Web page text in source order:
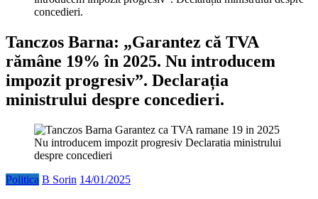
concedieri.
Tanczos Barna: „Garantez că TVA
rămâne 19% în 2025. Nu introducem
impozit progresiv”. Declarația
ministrului despre concedieri.
Politica B Sorin 14/01/2025